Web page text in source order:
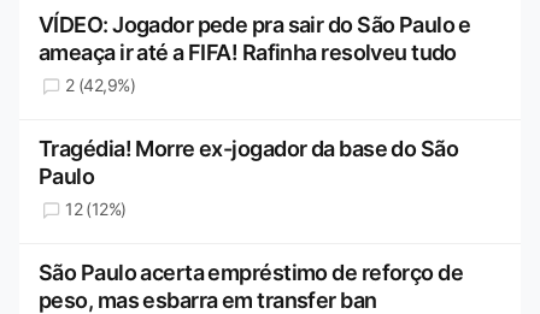
VÍDEO: Jogador pede pra sair do São Paulo e
ameaça ir até a FIFA! Rafinha resolveu tudo
2 (42,9%)
Tragédia! Morre ex-jogador da base do São
Paulo
12 (12%)
São Paulo acerta empréstimo de reforço de
peso, mas esbarra em transfer ban